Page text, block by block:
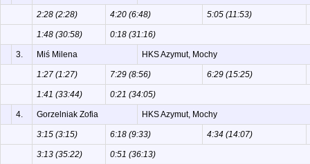
2:28 (2:28) 4:20 (6:48) 5:05 (11:53)
1:48 (30:58) 0:18 (31:16)
3. Miś Milena HKS Azymut, Mochy
1:27 (1:27) 7:29 (8:56) 6:29 (15:25)
1:41 (33:44) 0:21 (34:05)
4. Gorzelniak Zofia HKS Azymut, Mochy
3:15 (3:15) 6:18 (9:33) 4:34 (14:07)
3:13 (35:22) 0:51 (36:13)